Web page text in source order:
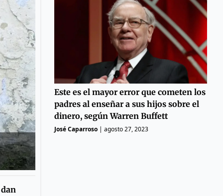
Este es el mayor error que cometen los
padres al enseñar a sus hijos sobre el
dinero, según Warren Buffett
José Caparroso| agosto 27, 2023